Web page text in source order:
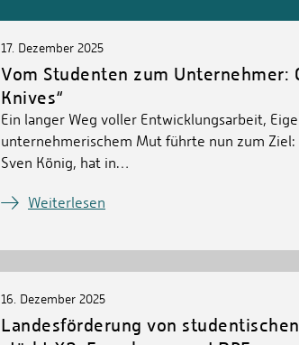
17. Dezember 2025
Vom Studenten zum Unternehmer:
Knives“
Ein langer Weg voller Entwicklungsarbeit,
unternehmerischem Mut führte nun zum
Sven König, hat in…
Weiterlesen
16. Dezember 2025
Landesförderung von